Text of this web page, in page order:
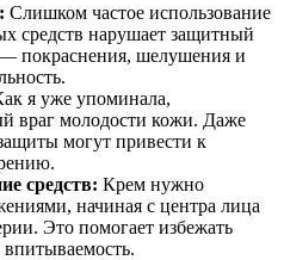
Слишком частое использование
средств нарушает защитный
— покраснения, шелушения и
я уже упоминала,
враг молодости кожи. Даже
могут привести к
средств: Крем нужно
начиная с центра лица
Это помогает избежать